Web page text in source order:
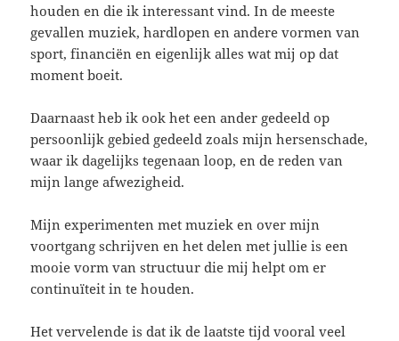
houden en die ik interessant vind. In de meeste
gevallen muziek, hardlopen en andere vormen van
sport, financiën en eigenlijk alles wat mij op dat
moment boeit.
Daarnaast heb ik ook het een ander gedeeld op
persoonlijk gebied gedeeld zoals mijn hersenschade,
waar ik dagelijks tegenaan loop, en de reden van
mijn lange afwezigheid.
Mijn experimenten met muziek en over mijn
voortgang schrijven en het delen met jullie is een
mooie vorm van structuur die mij helpt om er
continuïteit in te houden.
Het vervelende is dat ik de laatste tijd vooral veel